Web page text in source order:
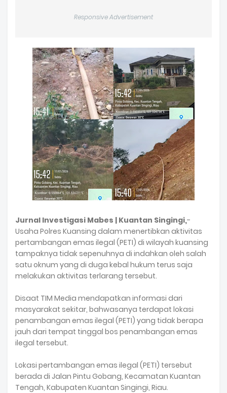
Responsive Advertisement
Jurnal Investigasi Mabes | Kuantan Singingi,-
Usaha Polres Kuansing dalam menertibkan aktivitas
pertambangan emas ilegal (PETI) di wilayah kuansing
tampaknya tidak sepenuhnya di indahkan oleh salah
satu oknum yang di duga kebal hukum terus saja
melakukan aktivitas terlarang tersebut.
Disaat TIM Media mendapatkan informasi dari
masyarakat sekitar, bahwasanya terdapat lokasi
penambangan emas ilegal (PETI) yang tidak berapa
jauh dari tempat tinggal bos penambangan emas
ilegal tersebut.
Lokasi pertambangan emas ilegal (PETI) tersebut
berada di Jalan Pintu Gobang, Kecamatan Kuantan
Tengah, Kabupaten Kuantan Singingi, Riau.